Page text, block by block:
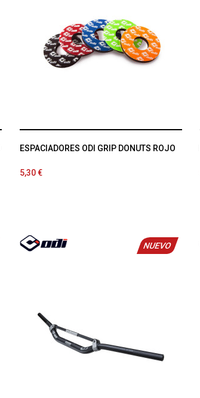
ESPACIADORES ODI GRIP DONUTS ROJO
5,30 €
NUEVO